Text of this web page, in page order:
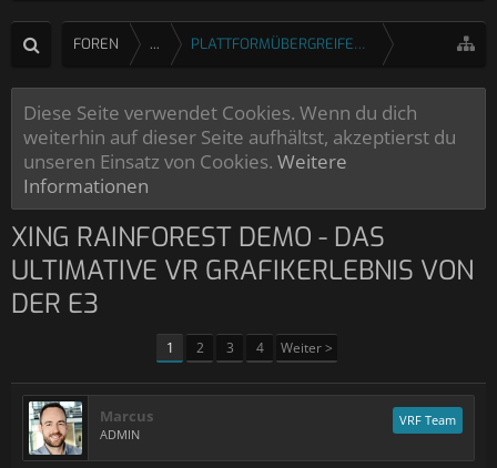
FOREN ... PLATTFORMÜBERGREIFENDE SPIELE
Diese Seite verwendet Cookies. Wenn du dich
weiterhin auf dieser Seite aufhältst, akzeptierst du
unseren Einsatz von Cookies. Weitere
Informationen
XING RAINFOREST DEMO - DAS
ULTIMATIVE VR GRAFIKERLEBNIS VON
DER E3
1 2 3 4 Weiter >
Marcus
ADMIN
VRF Team